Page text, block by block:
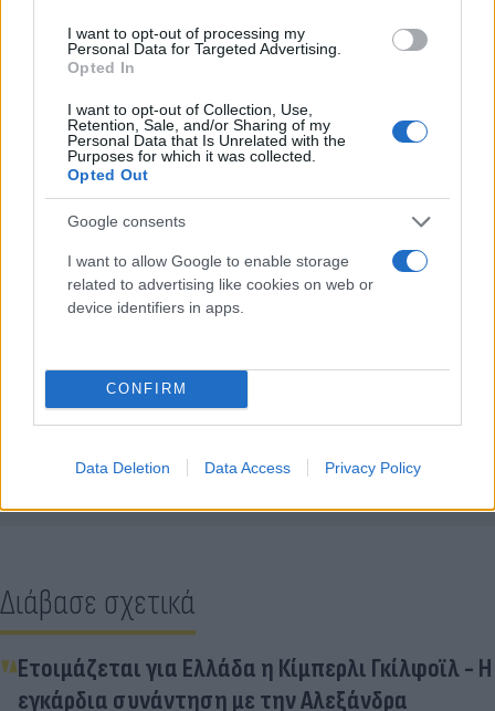
I want to opt-out of processing my
Personal Data for Targeted Advertising.
Opted In
I want to opt-out of Collection, Use,
Retention, Sale, and/or Sharing of my
Personal Data that Is Unrelated with the
Purposes for which it was collected.
Opted Out
Google consents
I want to allow Google to enable storage
related to advertising like cookies on web or
device identifiers in apps.
CONFIRM
Data Deletion Data Access Privacy Policy
Κάνε κλικ και δες περισσότερο
Διάβασε σχετικά
Ετοιμάζεται για Ελλάδα η Κίμπερλι Γκίλφοϊλ - Η
εγκάρδια συνάντηση με την Αλεξάνδρα